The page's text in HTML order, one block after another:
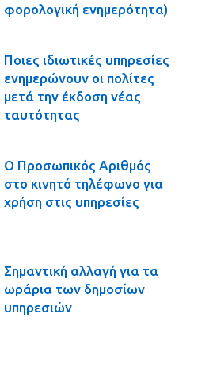
φορολογική ενημερότητα)
Ποιες ιδιωτικές υπηρεσίες
ενημερώνουν οι πολίτες
μετά την έκδοση νέας
ταυτότητας
Ο Προσωπικός Αριθμός
στο κινητό τηλέφωνο για
χρήση στις υπηρεσίες
Σημαντική αλλαγή για τα
ωράρια των δημοσίων
υπηρεσιών